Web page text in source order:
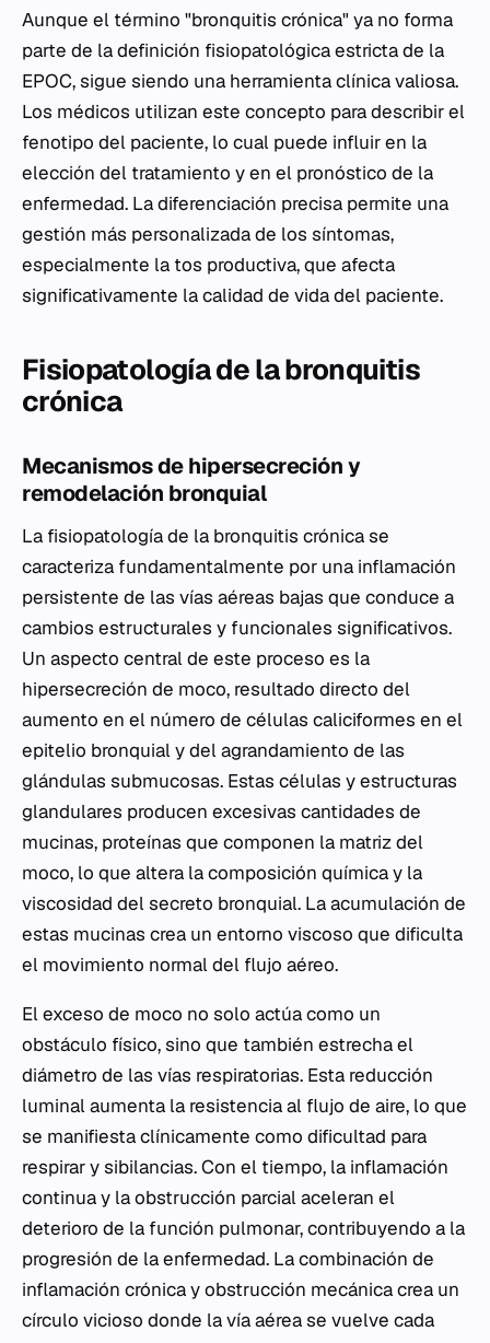
Aunque el término "bronquitis crónica" ya no forma
parte de la definición fisiopatológica estricta de la
EPOC, sigue siendo una herramienta clínica valiosa.
Los médicos utilizan este concepto para describir el
fenotipo del paciente, lo cual puede influir en la
elección del tratamiento y en el pronóstico de la
enfermedad. La diferenciación precisa permite una
gestión más personalizada de los síntomas,
especialmente la tos productiva, que afecta
significativamente la calidad de vida del paciente.
Fisiopatología de la bronquitis
crónica
Mecanismos de hipersecreción y
remodelación bronquial
La fisiopatología de la bronquitis crónica se
caracteriza fundamentalmente por una inflamación
persistente de las vías aéreas bajas que conduce a
cambios estructurales y funcionales significativos.
Un aspecto central de este proceso es la
hipersecreción de moco, resultado directo del
aumento en el número de células caliciformes en el
epitelio bronquial y del agrandamiento de las
glándulas submucosas. Estas células y estructuras
glandulares producen excesivas cantidades de
mucinas, proteínas que componen la matriz del
moco, lo que altera la composición química y la
viscosidad del secreto bronquial. La acumulación de
estas mucinas crea un entorno viscoso que dificulta
el movimiento normal del flujo aéreo.
El exceso de moco no solo actúa como un
obstáculo físico, sino que también estrecha el
diámetro de las vías respiratorias. Esta reducción
luminal aumenta la resistencia al flujo de aire, lo que
se manifiesta clínicamente como dificultad para
respirar y sibilancias. Con el tiempo, la inflamación
continua y la obstrucción parcial aceleran el
deterioro de la función pulmonar, contribuyendo a la
progresión de la enfermedad. La combinación de
inflamación crónica y obstrucción mecánica crea un
círculo vicioso donde la vía aérea se vuelve cada